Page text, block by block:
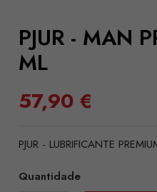
PJUR - MAN
ML
57,90 €
PJUR - LUBRIFICANTE
Quantidade